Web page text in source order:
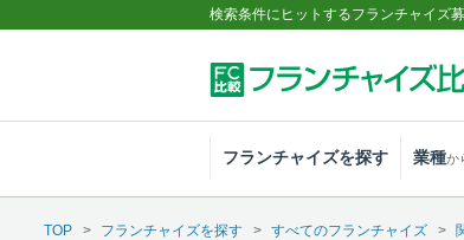
検索条件にヒットするフランチャイズ
フランチャイズを探す 業種か
TOP フランチャイズを探す すべてのフランチャイズ